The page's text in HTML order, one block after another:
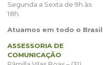
Segunda a Sexta de 9h às
18h.
Atuamos em todo o Brasil
ASSESSORIA DE
COMUNICAÇÃO